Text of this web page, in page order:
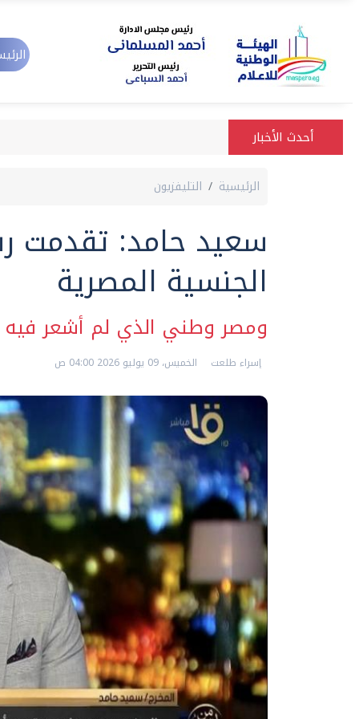
أحدث الأخبار
الرئيسية التليفزيون
سعيد حامد: تقدمت
الجنسية المصرية
ومصر وطني الذي لم أشعر فيه
إسراء طلعت الخميس، 09 يوليو 2026 04:00 ص